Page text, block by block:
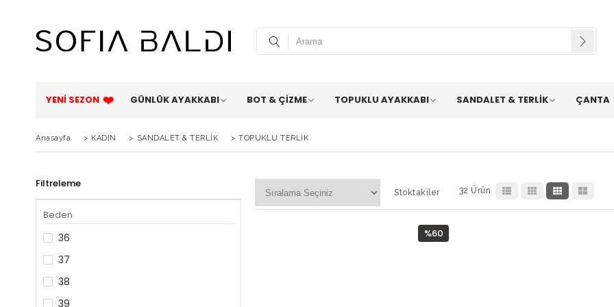
YENİ SEZON GÜNLÜK AYAKKABI BOT & ÇİZME TOPUKLU AYAKKABI SANDALET & TERLİK ÇANTA
Anasayfa > KADIN > SANDALET & TERLİK > TOPUKLU TERLİK
Filtreleme
Beden
36
37
38
39
Stoktakiler 32 Ürün
%60